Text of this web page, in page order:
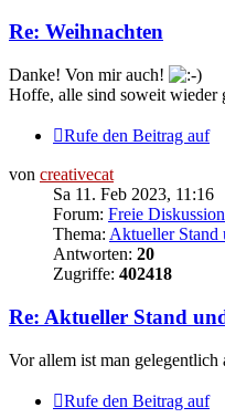
Re: Weihnachten
Danke! Von mir auch!
Hoffe, alle sind soweit wieder
Rufe den Beitrag auf
von creativecat
Sa 11. Feb 2023, 11:16
Forum: Freie Diskussion
Thema: Aktueller Stand
Antworten: 20
Zugriffe: 402418
Re: Aktueller Stand
Vor allem ist man gelegentlich
Rufe den Beitrag auf